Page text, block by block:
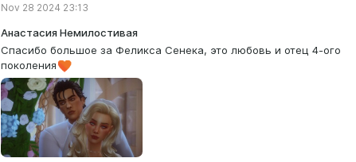
Nov 28 2024 23:13
Анастасия Немилостивая
Спасибо большое за Феликса Сенека, это любовь и отец 4-ого
поколения